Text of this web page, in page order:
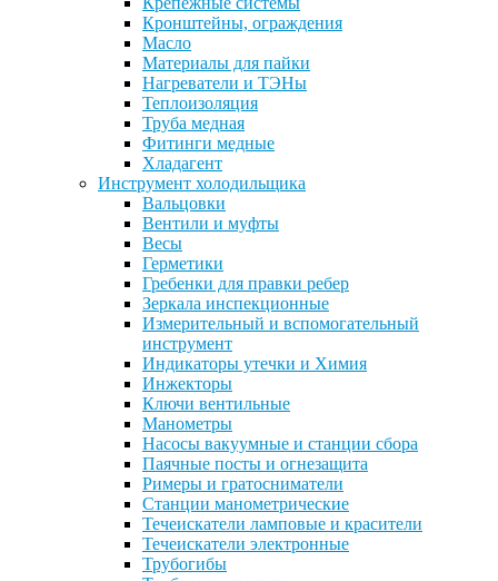
Кронштейны, ограждения
Масло
Материалы для пайки
Нагреватели и ТЭНы
Теплоизоляция
Труба медная
Фитинги медные
Хладагент
Инструмент холодильщика
Вальцовки
Вентили и муфты
Весы
Герметики
Гребенки для правки ребер
Зеркала инспекционные
Измерительный и вспомогательный
инструмент
Индикаторы утечки и Химия
Инжекторы
Ключи вентильные
Манометры
Насосы вакуумные и станции сбора
Паячные посты и огнезащита
Римеры и гратосниматели
Станции манометрические
Течеискатели ламповые и красители
Течеискатели электронные
Трубогибы